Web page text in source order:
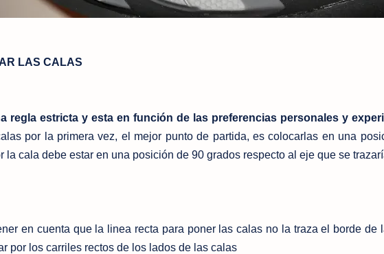
LAS CALAS
regla estricta y esta en función de las preferencias personales y
por la primera vez, el mejor punto de partida, es colocarlas en una
la cala debe estar en una posición de 90 grados respecto al eje que se
en cuenta que la linea recta para poner las calas no la traza el borde de
por los carriles rectos de los lados de las calas